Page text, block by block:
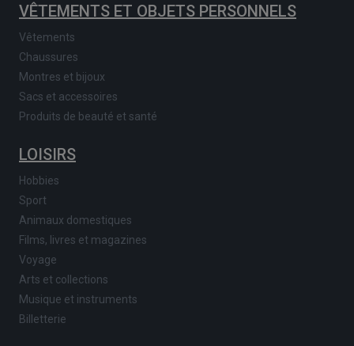
VÊTEMENTS ET OBJETS PERSONNELS
Vêtements
Chaussures
Montres et bijoux
Sacs et accessoires
Produits de beauté et santé
LOISIRS
Hobbies
Sport
Animaux domestiques
Films, livres et magazines
Voyage
Arts et collections
Musique et instruments
Billetterie